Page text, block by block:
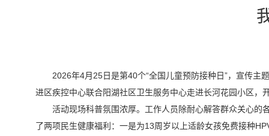
2026年4月25日是第40个“全国儿童预防接种日”，宣传主
进区疾控中心联合阳湖社区卫生服务中心走进长河花园小区，
活动现场科普氛围浓厚。工作人员除耐心解答群众关心的
了两项民生健康福利：一是为13周岁以上适龄女孩免费接种